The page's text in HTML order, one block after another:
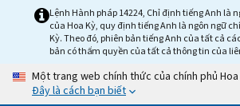
Lệnh Hành pháp 14224, Chỉ định tiếng Anh là
của Hoa Kỳ, quy định tiếng Anh là ngôn ngữ
Kỳ. Theo đó, phiên bản tiếng Anh của tất cả
bản có thẩm quyền của tất cả thông tin của
Một trang web chính thức của chính phủ
Đây là cách bạn biết